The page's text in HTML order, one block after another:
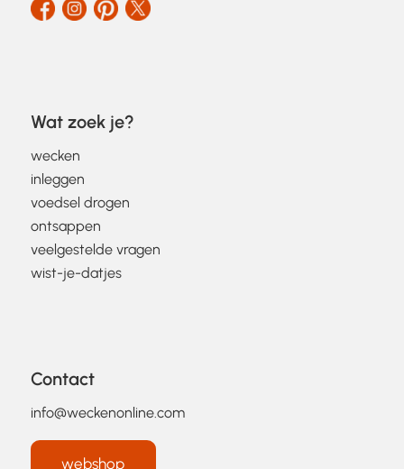
Wat zoek je?
wecken
inleggen
voedsel drogen
ontsappen
veelgestelde vragen
wist-je-datjes
Contact
info@weckenonline.com
webshop